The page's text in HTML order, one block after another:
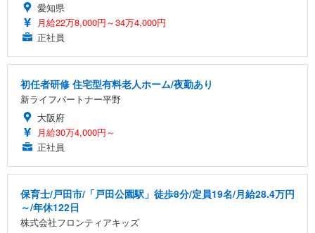
愛知県
月給22万8,000円～34万4,000円
正社員
初任者研修 住宅型有料老人ホーム/夜勤あり
新ライフパートナー平野
大阪府
月給30万4,000円～
正社員
保育士/戸田市/「戸田公園駅」徒歩8分/定員19名/月給28.4万円
～/年休122日
株式会社フロンティアキッズ